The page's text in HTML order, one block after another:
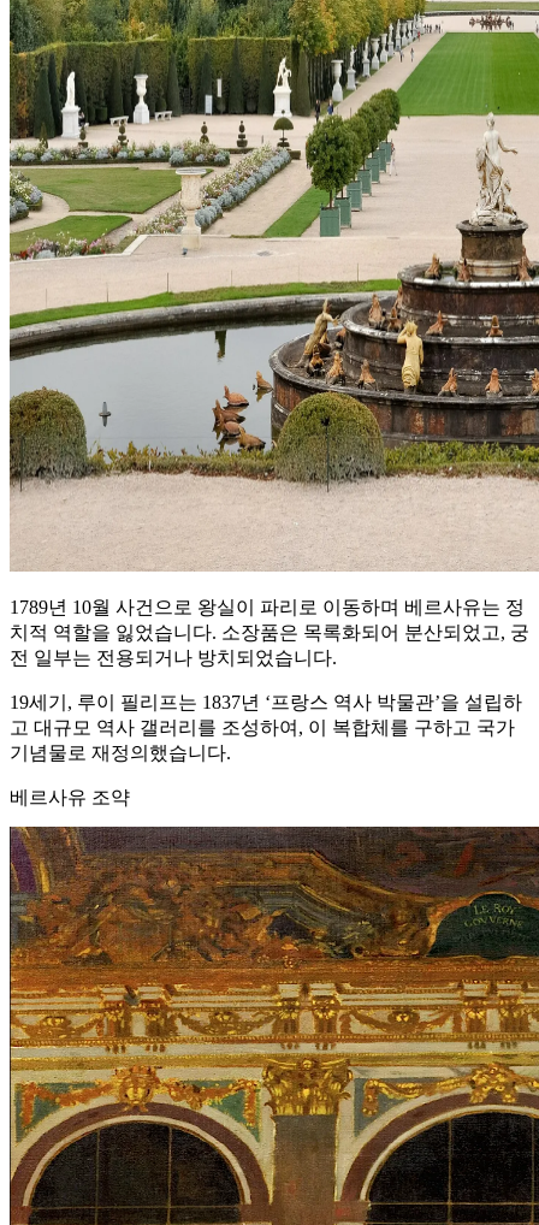
1789년 10월 사건으로 왕실이 파리로 이동하며 베르사유는 정
치적 역할을 잃었습니다. 소장품은 목록화되어 분산되었고, 궁
전 일부는 전용되거나 방치되었습니다.
19세기, 루이 필리프는 1837년 ‘프랑스 역사 박물관’을 설립하
고 대규모 역사 갤러리를 조성하여, 이 복합체를 구하고 국가
기념물로 재정의했습니다.
베르사유 조약